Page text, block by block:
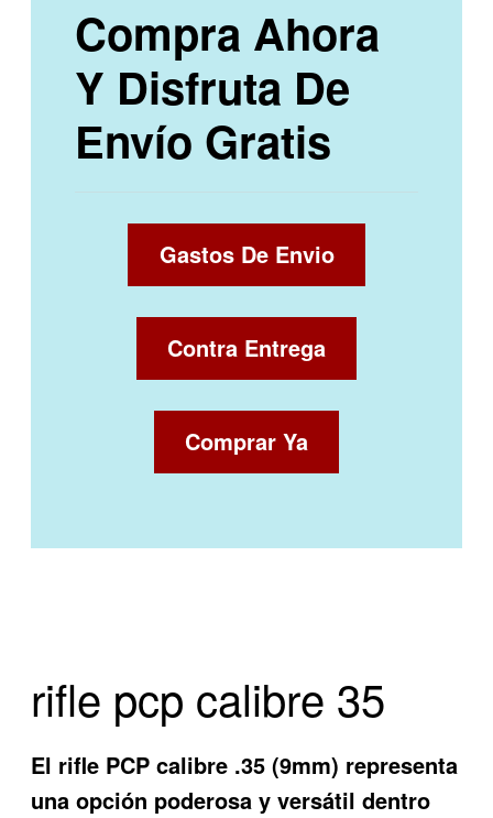
Compra Ahora
Y Disfruta De
Envío Gratis
Gastos De Envio
Contra Entrega
Comprar Ya
rifle pcp calibre 35
El rifle PCP calibre .35 (9mm) representa
una opción poderosa y versátil dentro